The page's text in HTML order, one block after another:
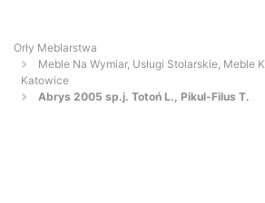
Orły Meblarstwa
Meble Na Wymiar, Usługi Stolarskie, Meble
Katowice
Abrys 2005 sp.j. Totoń L., Pikul-Filus T.